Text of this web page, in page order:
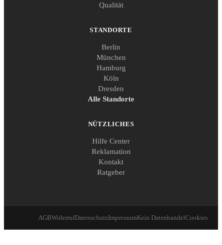
Qualität
STANDORTE
Berlin
München
Hamburg
Köln
Dresden
Alle Standorte
NÜTZLICHES
Hilfe Center
Reklamation
Kontakt
Ratgeber
AGBWiderrufDatenschutzImpressumKein DatenhandelCookies